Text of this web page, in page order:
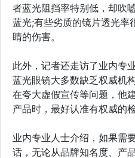
者蓝光阻挡率特别低，却吹
蓝光;有些劣质的镜片透光率
睛的伤害。
此外，记者还走访了业内专
蓝光眼镜大多数缺乏权威机
在夸大虚假宣传等问题，他
产品时，最好认准有权威的
业内专业人士介绍，如果需
话，无论从品牌知名度、产